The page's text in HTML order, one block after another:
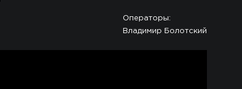
Операторы:
Владимир Болотский